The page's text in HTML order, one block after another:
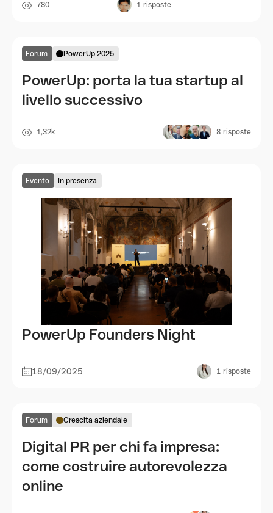
780 1 risposte
Forum PowerUp 2025
PowerUp: porta la tua startup al
livello successivo
1,32k 8 risposte
Evento In presenza
PowerUp Founders Night
18/09/2025 1 risposte
Forum Crescita aziendale
Digital PR per chi fa impresa:
come costruire autorevolezza
online